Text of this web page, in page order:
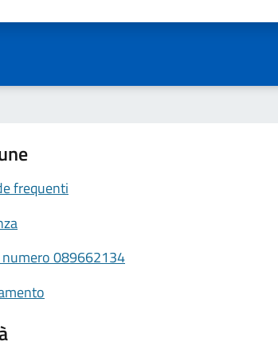
frequenti
numero 089662134